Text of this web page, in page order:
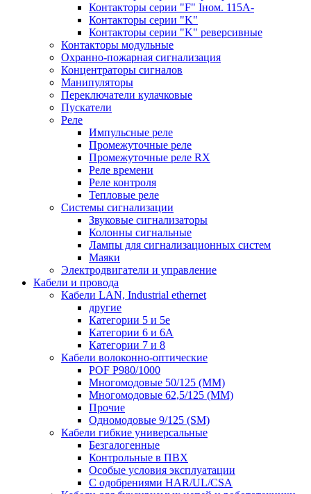
Контакторы серии "F" Iном. 115А-
Контакторы серии "K"
Контакторы серии "K" реверсивные
Контакторы модульные
Охранно-пожарная сигнализация
Концентраторы сигналов
Манипуляторы
Переключатели кулачковые
Пускатели
Реле
Импульсные реле
Промежуточные реле
Промежуточные реле RX
Реле времени
Реле контроля
Тепловые реле
Системы сигнализации
Звуковые сигнализаторы
Колонны сигнальные
Лампы для сигнализационных систем
Маяки
Электродвигатели и управление
Кабели и провода
Кабели LAN, Industrial ethernet
другие
Категории 5 и 5е
Категории 6 и 6A
Категории 7 и 8
Кабели волоконно-оптические
POF P980/1000
Многомодовые 50/125 (ММ)
Многомодовые 62,5/125 (ММ)
Прочие
Одномодовые 9/125 (SM)
Кабели гибкие универсальные
Безгалогенные
Контрольные в ПВХ
Особые условия эксплуатации
С одобрениями HAR/UL/CSA